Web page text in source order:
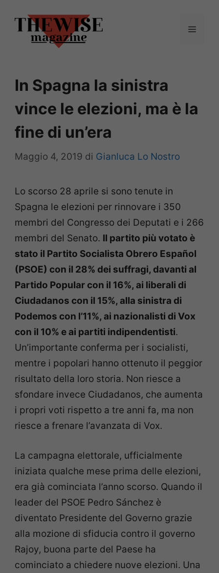
contenuto
Menu
In Spagna la sinistra
vince le elezioni, ma è la
fine di un’era
Maggio 4, 2019 di Gianluca Lo Nostro
Lo scorso 28 aprile si sono tenute in
Spagna le elezioni per rinnovare i 350
membri del Congresso dei Deputati e i 266
membri del Senato. Il partito più votato è
stato il Partito Socialista Obrero Español
(PSOE) con il 28% dei suffragi, davanti al
Partido Popular con il 16%, ai liberali di
Ciudadanos con il 15%, alla sinistra di
Podemos con l’11%, ai nazionalisti di Vox
con il 10% e ai partiti indipendentisti.
Un’importante conferma per i socialisti,
mentre i popolari hanno ottenuto il peggior
risultato della loro storia. Non riesce a
sfondare invece Ciudadanos, che aumenta
i propri voti rispetto a tre anni fa, ma non
riesce a frenare l’avanzata di Vox.
La campagna elettorale, ufficialmente
iniziata qualche mese prima delle elezioni,
era già cominciata l’anno scorso. Quando il
leader del PSOE Pedro Sánchez è
diventato Presidente del Governo grazie
alla mozione di sfiducia contro il governo
Rajoy, buona parte del Paese ha
cominciato a chiedere nuove elezioni. Una